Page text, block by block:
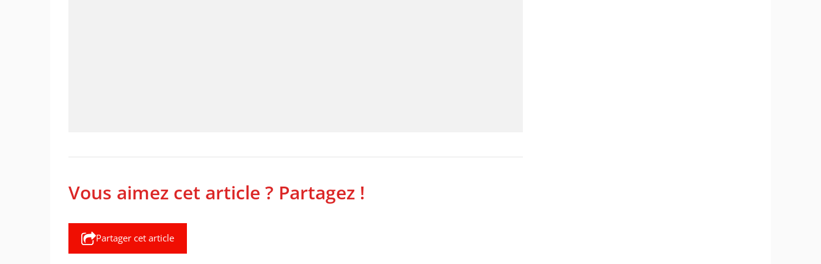
Vous aimez cet article ? Partagez !
Partager cet article